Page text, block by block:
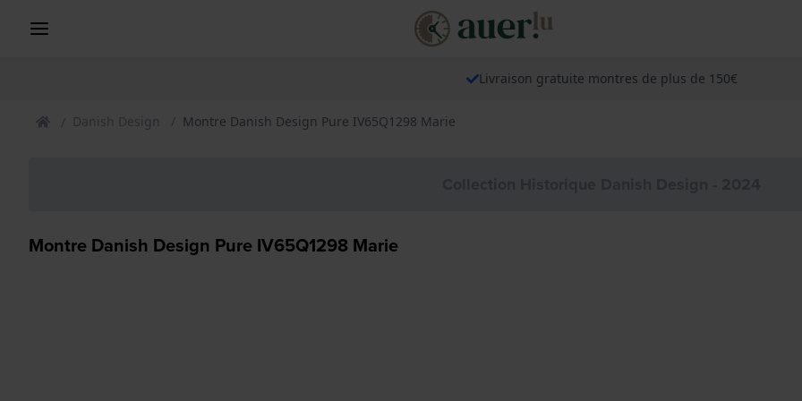
Livraison gratuite montres de plus de 150€
Danish Design Montre Danish Design Pure IV65Q1298 Marie
Montre Danish Design Pure IV65Q1298 Marie